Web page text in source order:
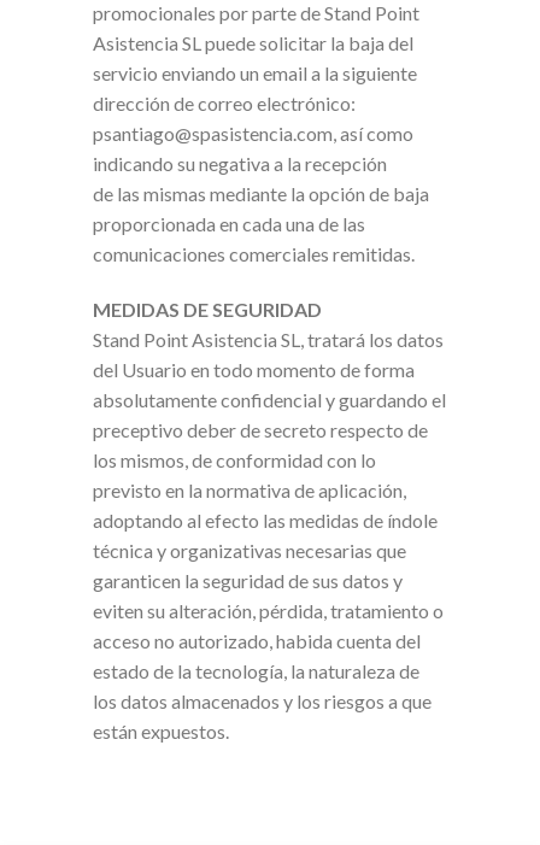
promocionales por parte de Stand Point
Asistencia SL puede solicitar la baja del
servicio enviando un email a la siguiente
dirección de correo electrónico:
psantiago@spasistencia.com, así como
indicando su negativa a la recepción
de las mismas mediante la opción de baja
proporcionada en cada una de las
comunicaciones comerciales remitidas.
MEDIDAS DE SEGURIDAD
Stand Point Asistencia SL, tratará los datos
del Usuario en todo momento de forma
absolutamente confidencial y guardando el
preceptivo deber de secreto respecto de
los mismos, de conformidad con lo
previsto en la normativa de aplicación,
adoptando al efecto las medidas de índole
técnica y organizativas necesarias que
garanticen la seguridad de sus datos y
eviten su alteración, pérdida, tratamiento o
acceso no autorizado, habida cuenta del
estado de la tecnología, la naturaleza de
los datos almacenados y los riesgos a que
están expuestos.